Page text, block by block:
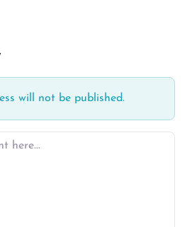
will not be published.